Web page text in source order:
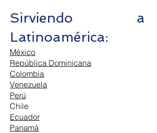
Sirviendo a
Latinoamérica:
México
República Dominicana
Colombia
Venezuela
Perú
Chile
Ecuador
Panamá